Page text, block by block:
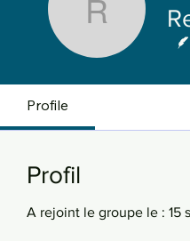
Profile
Profil
A rejoint le groupe le : 15